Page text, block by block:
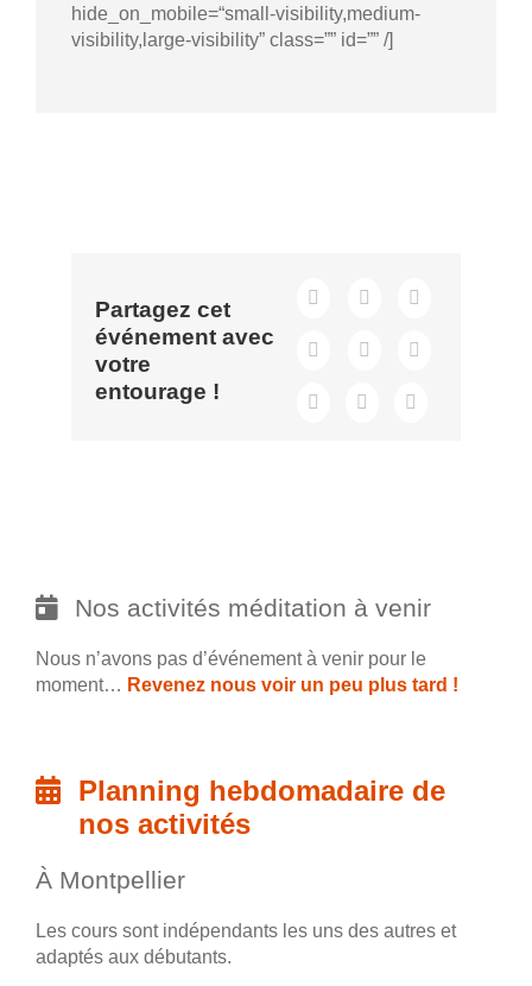
hide_on_mobile=“small-visibility,medium-
visibility,large-visibility” class=”” id=”” /]
Partagez cet
événement avec
votre
entourage !
Nos activités méditation à venir
Nous n’avons pas d’événement à venir pour le
moment… Revenez nous voir un peu plus tard !
Planning hebdomadaire de
nos activités
À Montpellier
Les cours sont indépendants les uns des autres et
adaptés aux débutants.